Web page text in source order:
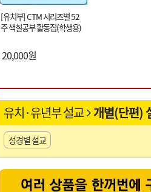
[유치부] CTM 시리즈별 52
주 색칠공부 활동집(학생용)
20,000원
유치·유년부 설교 개별(단편)
성경별 설교